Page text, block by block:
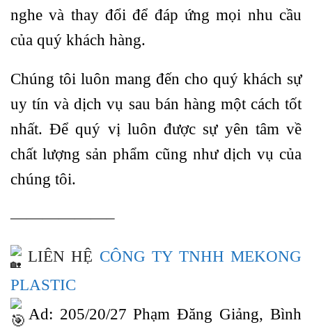
nghe và thay đổi để đáp ứng mọi nhu cầu
của quý khách hàng.
Chúng tôi luôn mang đến cho quý khách sự
uy tín và dịch vụ sau bán hàng một cách tốt
nhất. Để quý vị luôn được sự yên tâm về
chất lượng sản phẩm cũng như dịch vụ của
chúng tôi.
——————–
LIÊN HỆ CÔNG TY TNHH MEKONG
PLASTIC
Ad: 205/20/27 Phạm Đăng Giảng, Bình